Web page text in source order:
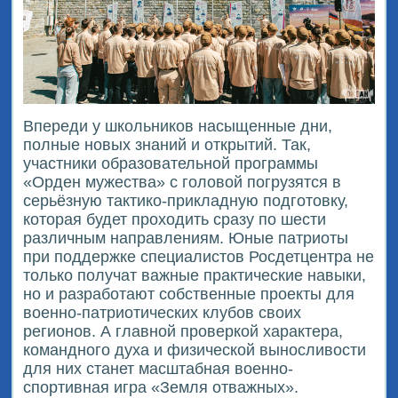
Впереди у школьников насыщенные дни,
полные новых знаний и открытий. Так,
участники образовательной программы
«Орден мужества» с головой погрузятся в
серьёзную тактико-прикладную подготовку,
которая будет проходить сразу по шести
различным направлениям. Юные патриоты
при поддержке специалистов Росдетцентра не
только получат важные практические навыки,
но и разработают собственные проекты для
военно-патриотических клубов своих
регионов. А главной проверкой характера,
командного духа и физической выносливости
для них станет масштабная военно-
спортивная игра «Земля отважных».